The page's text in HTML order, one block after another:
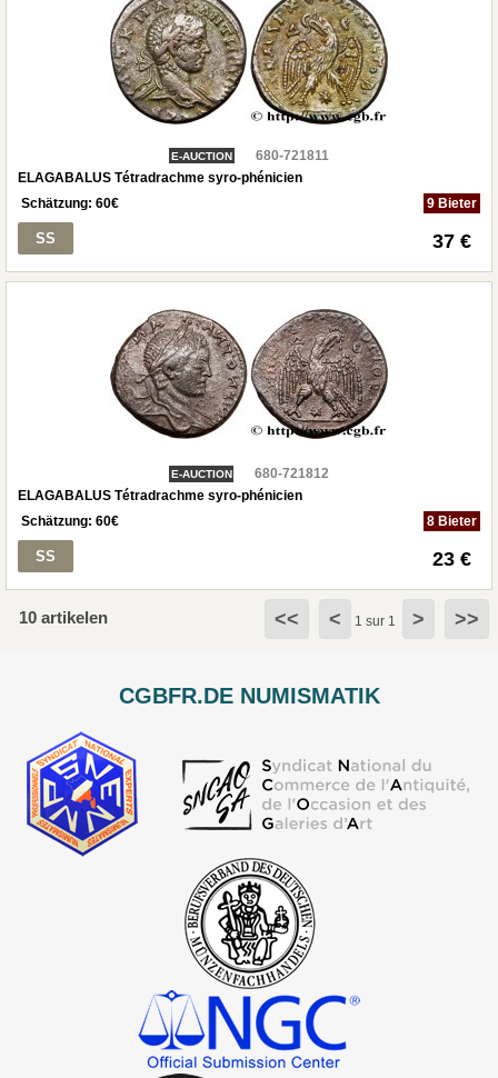
E-AUCTION
680-721811
ELAGABALUS Tétradrachme syro-phénicien
Schätzung: 60€ 9 Bieter
SS 37 €
E-AUCTION
680-721812
ELAGABALUS Tétradrachme syro-phénicien
Schätzung: 60€ 8 Bieter
SS 23 €
10 artikelen << < 1 sur 1 > >>
CGBFR.DE NUMISMATIK